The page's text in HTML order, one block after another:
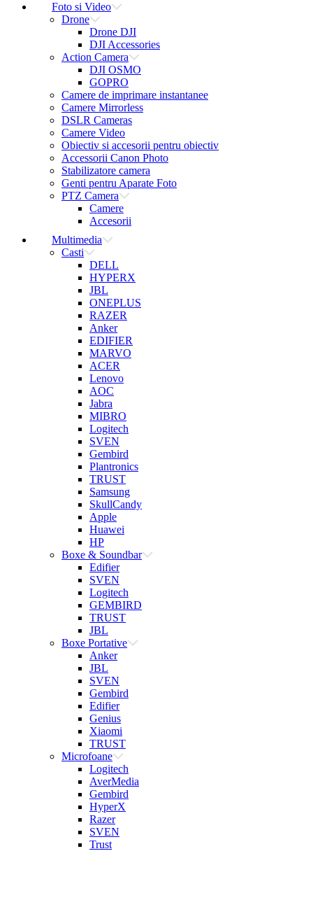
Foto si Video
Drone
Drone DJI
DJI Accessories
Action Camera
DJI OSMO
GOPRO
Camere de imprimare instantanee
Camere Mirrorless
DSLR Cameras
Camere Video
Obiectiv si accesorii pentru obiectiv
Accessorii Canon Photo
Stabilizatore camera
Genti pentru Aparate Foto
PTZ Camera
Camere
Accesorii
Multimedia
Casti
DELL
HYPERX
JBL
ONEPLUS
RAZER
Anker
EDIFIER
MARVO
ACER
Lenovo
AOC
Jabra
MIBRO
Logitech
SVEN
Gembird
Plantronics
TRUST
Samsung
SkullCandy
Apple
Huawei
HP
Boxe & Soundbar
Edifier
SVEN
Logitech
GEMBIRD
TRUST
JBL
Boxe Portative
Anker
JBL
SVEN
Gembird
Edifier
Genius
Xiaomi
TRUST
Microfoane
Logitech
AverMedia
Gembird
HyperX
Razer
SVEN
Trust